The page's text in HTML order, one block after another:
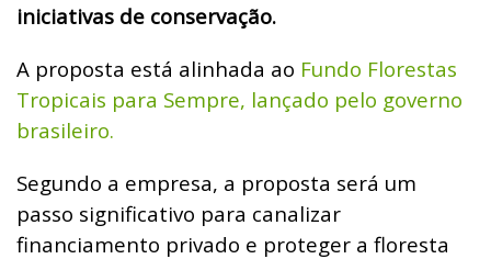
iniciativas de conservação.
A proposta está alinhada ao Fundo Florestas
Tropicais para Sempre, lançado pelo governo
brasileiro.
Segundo a empresa, a proposta será um
passo significativo para canalizar
financiamento privado e proteger a floresta